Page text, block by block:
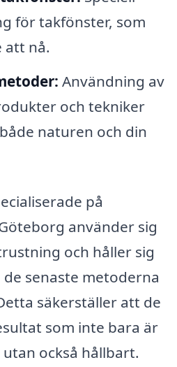
för takfönster, som
att nå.
Användning av
och tekniker
naturen och din
på
använder sig
och håller sig
senaste metoderna
säkerställer att de
som inte bara är
också hållbart.